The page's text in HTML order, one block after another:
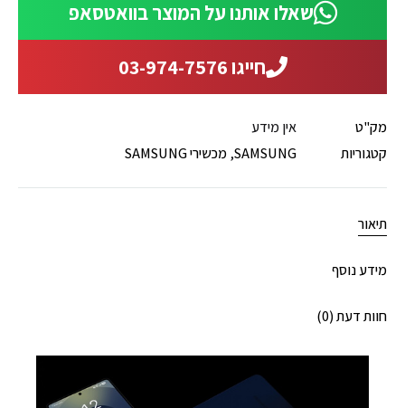
שאלו אותנו על המוצר בוואטסאפ
חייגו 03-974-7576
מק"ט
אין מידע
קטגוריות
SAMSUNG
,מכשירי SAMSUNG
תיאור
מידע נוסף
חוות דעת (0)